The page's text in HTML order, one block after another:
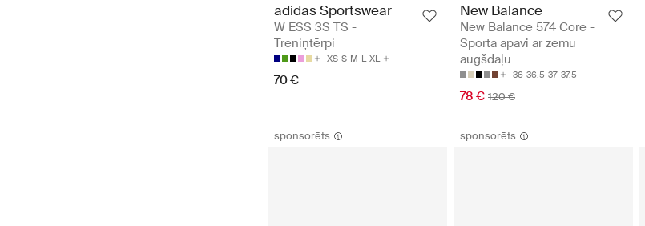
adidas Sportswear
W ESS 3S TS -
Treniņtērpi
XS S M L XL
70 €
New Balance
New Balance 574 Core -
Sporta apavi ar zemu
augšdaļu
36 36.5 37 37.5
78 € 120 €
sponsorēts sponsorēts